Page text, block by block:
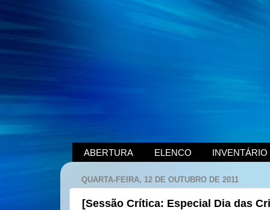
ABERTURA ELENCO INVENTÁRIO
QUARTA-FEIRA, 12 DE OUTUBRO DE 2011
[Sessão Crítica: Especial Dia das